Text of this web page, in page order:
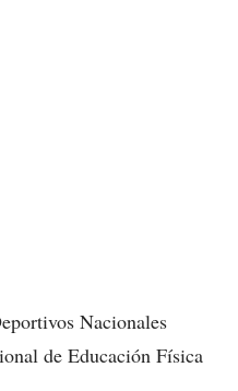
Nacionales
de Educación Física